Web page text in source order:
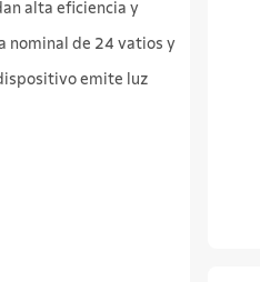
alta eficiencia y
nominal de 24 vatios y
emite luz